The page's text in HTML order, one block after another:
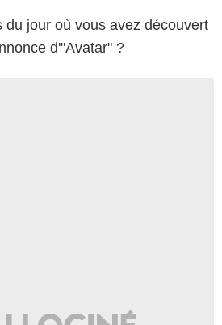
du jour où vous avez découvert
d'"Avatar" ?